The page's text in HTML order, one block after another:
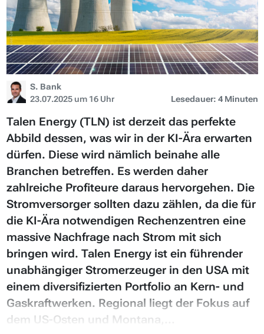
S. Bank
23.07.2025 um 16 Uhr
Lesedauer: 4 Minuten
Talen Energy (TLN) ist derzeit das perfekte
Abbild dessen, was wir in der KI-Ära erwarten
dürfen. Diese wird nämlich beinahe alle
Branchen betreffen. Es werden daher
zahlreiche Profiteure daraus hervorgehen. Die
Stromversorger sollten dazu zählen, da die für
die KI-Ära notwendigen Rechenzentren eine
massive Nachfrage nach Strom mit sich
bringen wird. Talen Energy ist ein führender
unabhängiger Stromerzeuger in den USA mit
einem diversifizierten Portfolio an Kern- und
Gaskraftwerken. Regional liegt der Fokus auf
dem US-Osten und Montana,...